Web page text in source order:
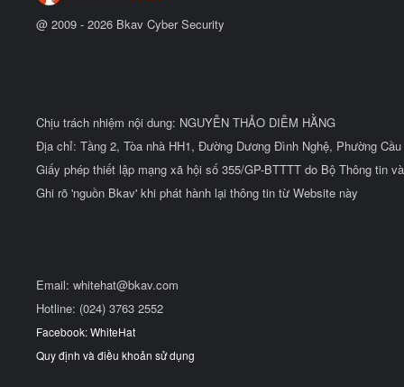
@ 2009 - 2026 Bkav Cyber Security
Chịu trách nhiệm nội dung: NGUYỄN THẢO DIỄM HẰNG
Địa chỉ: Tầng 2, Tòa nhà HH1, Đường Dương Đình Nghệ, Phường
Giấy phép thiết lập mạng xã hội số 355/GP-BTTTT do Bộ Thông tin
Ghi rõ 'nguồn Bkav' khi phát hành lại thông tin từ Website này
Email: whitehat@bkav.com
Hotline: (024) 3763 2552
Facebook: WhiteHat
Quy định và điều khoản sử dụng